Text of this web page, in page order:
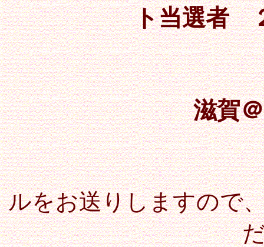
ト当選者
千葉＠
滋賀
当方か
ルをお送りしますので